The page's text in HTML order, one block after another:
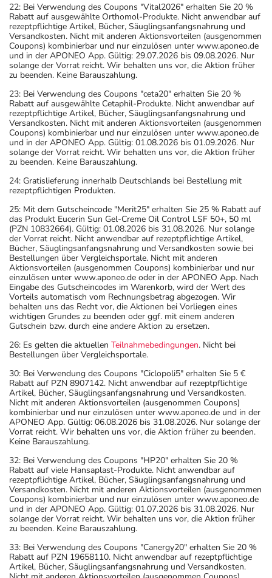
22: Bei Verwendung des Coupons "Vital2026" erhalten Sie 20 %
Rabatt auf ausgewählte Orthomol-Produkte. Nicht anwendbar auf
rezeptpflichtige Artikel, Bücher, Säuglingsanfangsnahrung und
Versandkosten. Nicht mit anderen Aktionsvorteilen (ausgenommen
Coupons) kombinierbar und nur einzulösen unter www.aponeo.de
und in der APONEO App. Gültig: 29.07.2026 bis 09.08.2026. Nur
solange der Vorrat reicht. Wir behalten uns vor, die Aktion früher
zu beenden. Keine Barauszahlung.
23: Bei Verwendung des Coupons "ceta20" erhalten Sie 20 %
Rabatt auf ausgewählte Cetaphil-Produkte. Nicht anwendbar auf
rezeptpflichtige Artikel, Bücher, Säuglingsanfangsnahrung und
Versandkosten. Nicht mit anderen Aktionsvorteilen (ausgenommen
Coupons) kombinierbar und nur einzulösen unter www.aponeo.de
und in der APONEO App. Gültig: 01.08.2026 bis 01.09.2026. Nur
solange der Vorrat reicht. Wir behalten uns vor, die Aktion früher
zu beenden. Keine Barauszahlung.
24: Gratislieferung innerhalb Deutschlands bei Bestellung mit
rezeptpflichtigen Produkten.
25: Mit dem Gutscheincode "Merit25" erhalten Sie 25 % Rabatt auf
das Produkt Eucerin Sun Gel-Creme Oil Control LSF 50+, 50 ml
(PZN 10832664). Gültig: 01.08.2026 bis 31.08.2026. Nur solange
der Vorrat reicht. Nicht anwendbar auf rezeptpflichtige Artikel,
Bücher, Säuglingsanfangsnahrung und Versandkosten sowie bei
Bestellungen über Vergleichsportale. Nicht mit anderen
Aktionsvorteilen (ausgenommen Coupons) kombinierbar und nur
einzulösen unter www.aponeo.de oder in der APONEO App. Nach
Eingabe des Gutscheincodes im Warenkorb, wird der Wert des
Vorteils automatisch vom Rechnungsbetrag abgezogen. Wir
behalten uns das Recht vor, die Aktionen bei Vorliegen eines
wichtigen Grundes zu beenden oder ggf. mit einem anderen
Gutschein bzw. durch eine andere Aktion zu ersetzen.
26: Es gelten die aktuellen Teilnahmebedingungen. Nicht bei
Bestellungen über Vergleichsportale.
30: Bei Verwendung des Coupons "Ciclopoli5" erhalten Sie 5 €
Rabatt auf PZN 8907142. Nicht anwendbar auf rezeptpflichtige
Artikel, Bücher, Säuglingsanfangsnahrung und Versandkosten.
Nicht mit anderen Aktionsvorteilen (ausgenommen Coupons)
kombinierbar und nur einzulösen unter www.aponeo.de und in der
APONEO App. Gültig: 06.08.2026 bis 31.08.2026. Nur solange der
Vorrat reicht. Wir behalten uns vor, die Aktion früher zu beenden.
Keine Barauszahlung.
32: Bei Verwendung des Coupons "HP20" erhalten Sie 20 %
Rabatt auf viele Hansaplast-Produkte. Nicht anwendbar auf
rezeptpflichtige Artikel, Bücher, Säuglingsanfangsnahrung und
Versandkosten. Nicht mit anderen Aktionsvorteilen (ausgenommen
Coupons) kombinierbar und nur einzulösen unter www.aponeo.de
und in der APONEO App. Gültig: 01.07.2026 bis 31.08.2026. Nur
solange der Vorrat reicht. Wir behalten uns vor, die Aktion früher
zu beenden. Keine Barauszahlung.
33: Bei Verwendung des Coupons "Canergy20" erhalten Sie 20 %
Rabatt auf PZN 19658110. Nicht anwendbar auf rezeptpflichtige
Artikel, Bücher, Säuglingsanfangsnahrung und Versandkosten.